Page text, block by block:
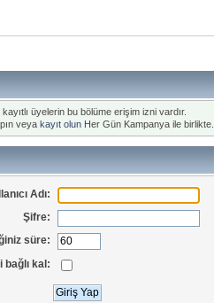
üyelerin bu bölüme erişim izni vardır.
veya kayıt olun Her Gün Kampanya ile birlikte.
Adı:
Şifre:
süre:
bağlı kal: